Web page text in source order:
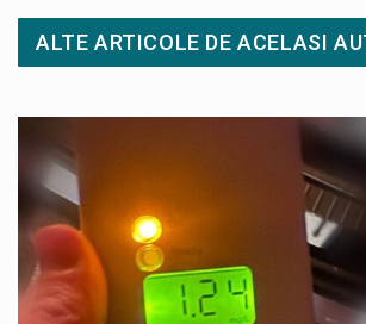
ALTE ARTICOLE DE ACELASI